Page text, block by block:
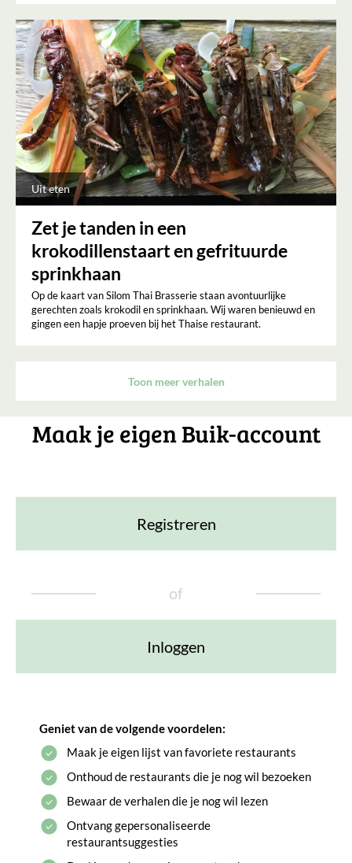
Uit eten
Zet je tanden in een
krokodillenstaart en gefrituurde
sprinkhaan
Op de kaart van Silom Thai Brasserie staan avontuurlijke
gerechten zoals krokodil en sprinkhaan. Wij waren benieuwd en
gingen een hapje proeven bij het Thaise restaurant.
Toon meer verhalen
Maak je eigen Buik-account
Registreren
of
Inloggen
Geniet van de volgende voordelen:
Maak je eigen lijst van favoriete restaurants
Onthoud de restaurants die je nog wil bezoeken
Bewaar de verhalen die je nog wil lezen
Ontvang gepersonaliseerde
restaurantsuggesties